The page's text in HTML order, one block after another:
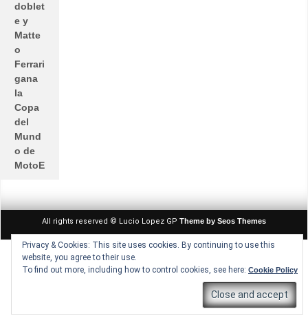
Privacy & Cookies: This site uses cookies. By continuing to use this
website, you agree to their use.
To find out more, including how to control cookies, see here: Cookie Policy
doblet
e y
Matte
o
Ferrari
gana
la
Copa
del
Mund
o de
MotoE
All rights reserved © Lucio Lopez GP Theme by Seos Themes